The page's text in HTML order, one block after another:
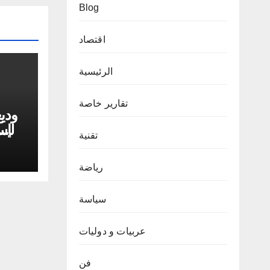
Blog
اقتصاد
الرئيسية
تقارير خاصة
تقنية
رياضة
سياسة
عربيات و دوليات
فن